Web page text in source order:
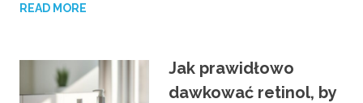
READ MORE
Jak prawidłowo
dawkować retinol, by